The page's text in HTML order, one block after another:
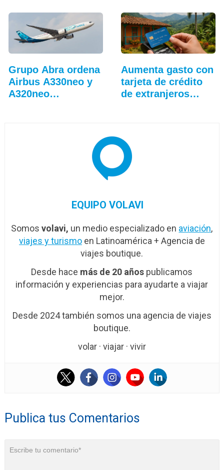
Grupo Abra ordena
Airbus A330neo y
A320neo
Aumenta gasto con
tarjeta de crédito
de extranjeros…
EQUIPO VOLAVI
Somosvolavi, un medio especializado en aviación,
viajes y turismoen Latinoamérica + Agencia de
viajes boutique.
Desde hace más de 20 años publicamos
información y experiencias para ayudarte a viajar
mejor.
Desde 2024 también somos una agencia de viajes
boutique.
volar · viajar · vivir
Publica tus Comentarios